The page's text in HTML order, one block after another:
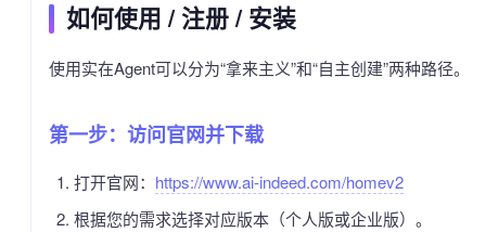
如何使用 / 注册 / 安装
使用实在Agent可以分为“拿来主义”和“自主创建”两种路径。
第一步：访问官网并下载
打开官网： https://www.ai-indeed.com/homev2
根据您的需求选择对应版本（个人版或企业版）。